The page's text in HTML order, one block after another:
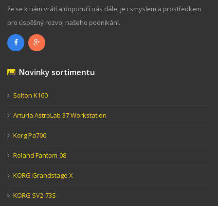
že se k nám vrátí a doporučí nás dále, je i smyslem a prostředkem
pro úspěšný rozvoj našeho podnikání.
Novinky sortimentu
Solton K160
Arturia AstroLab 37 Workstation
Korg Pa700
Roland Fantom-08
KORG Grandstage X
KORG SV2-73S